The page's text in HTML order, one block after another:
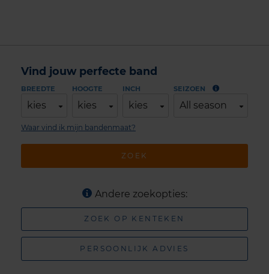
Vind jouw perfecte band
BREEDTE
kies
HOOGTE
kies
INCH
kies
SEIZOEN
All season
ZOEK
Waar vind ik mijn bandenmaat?
Andere zoekopties:
ZOEK OP KENTEKEN
PERSOONLIJK ADVIES